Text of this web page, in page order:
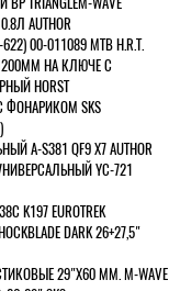
AUTHOR
00-011089 MTB H.R.T.
НА КЛЮЧЕ С
HORST
ФОНАРИКОМ SKS
A-S381 QF9 X7 AUTHOR
YC-721
K197 EUROTREK
DARK 26+27,5"
29"Х60 ММ. M-WAVE